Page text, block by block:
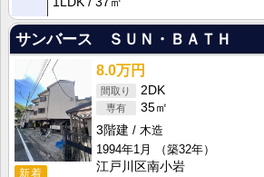
サンバース ＳＵＮ・ＢＡＴＨ
新着
8.0万円
2DK
35㎡
3階建
木造
1994年1月
（築32年）
江戸川区南小岩